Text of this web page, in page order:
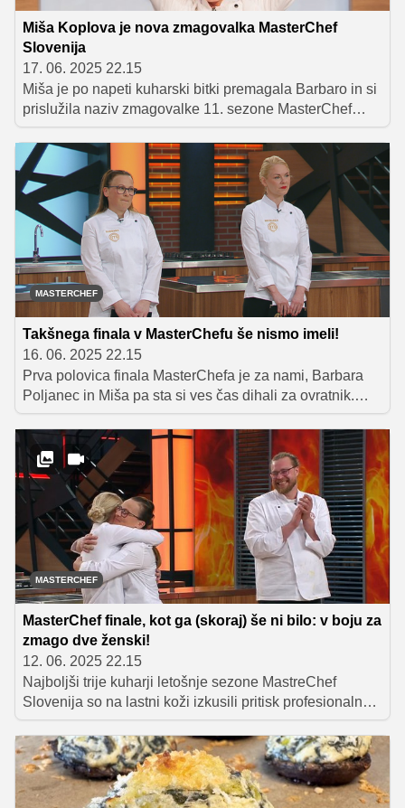
Miša Koplova je nova zmagovalka MasterChef
Slovenija
17. 06. 2025 22.15
Miša je po napeti kuharski bitki premagala Barbaro in si
prislužila naziv zmagovalke 11. sezone MasterChef
Slovenija. Sodniško trojico je prepričala s tehnično
zahtevnimi jedmi, domiselnimi okusi in brezhibno
izvedbo. Domov je odnesla pokal, laskavi naziv in
bogato denarno nagrado.
MASTERCHEF
Takšnega finala v MasterChefu še nismo imeli!
16. 06. 2025 22.15
Prva polovica finala MasterChefa je za nami, Barbara
Poljanec in Miša pa sta si ves čas dihali za ovratnik.
Obe sta pripravili številne vrhunske jedi, ki so pokazale
njuno izjemno kreativnost. V finalu se bosta spopadli z
zahtevnim 10-hodnim menijem, polnim slovenskih
okusov, kjer je potrebna popolna natančnost. Oglejte si,
kako sta se lotili te nepozabne kulinarične preizkušnje!
MASTERCHEF
MasterChef finale, kot ga (skoraj) še ni bilo: v boju za
zmago dve ženski!
12. 06. 2025 22.15
Najboljši trije kuharji letošnje sezone MastreChef
Slovenija so na lastni koži izkusili pritisk profesionalne
kuhinje. V zahtevnem izzivu so morali pripraviti kar 36
krožnikov, pri čemer so imeli za kuhanje trihodnega
menija na voljo samo dve uri. Ponesrečena glavna jed
je Jureta stala velikega finala, v katerem se bosta
pomerili Miša in Barbara Potočnik, ki bosta prvič v